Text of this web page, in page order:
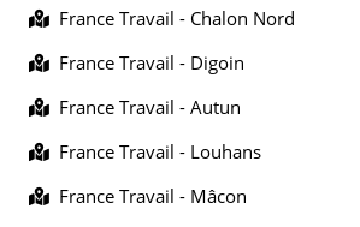
France Travail - Chalon Nord
France Travail - Digoin
France Travail - Autun
France Travail - Louhans
France Travail - Mâcon